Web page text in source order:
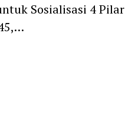
Sosialisasi 4 Pilar